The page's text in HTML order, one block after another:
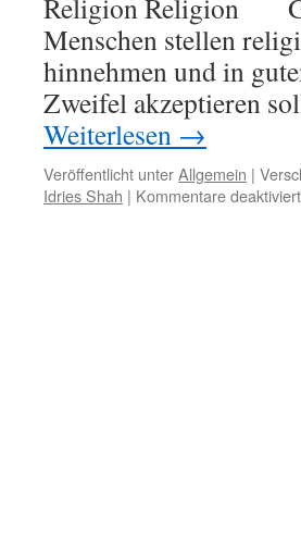
Religion Religion
Menschen stellen
hinnehmen und in
Zweifel akzeptieren
Weiterlesen →
Veröffentlicht unterAllgemein |
Idries Shah | Kommentare deaktiviert